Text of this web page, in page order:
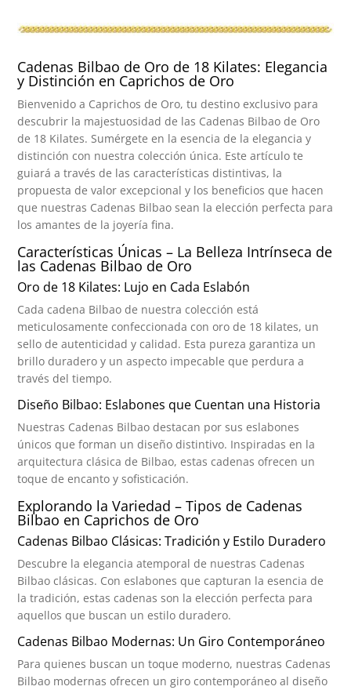
Cadenas Bilbao de Oro de 18 Kilates: Elegancia
y Distinción en Caprichos de Oro
Bienvenido a Caprichos de Oro, tu destino exclusivo para
descubrir la majestuosidad de las Cadenas Bilbao de Oro
de 18 Kilates. Sumérgete en la esencia de la elegancia y
distinción con nuestra colección única. Este artículo te
guiará a través de las características distintivas, la
propuesta de valor excepcional y los beneficios que hacen
que nuestras Cadenas Bilbao sean la elección perfecta para
los amantes de la joyería fina.
Características Únicas – La Belleza Intrínseca de
las Cadenas Bilbao de Oro
Oro de 18 Kilates: Lujo en Cada Eslabón
Cada cadena Bilbao de nuestra colección está
meticulosamente confeccionada con oro de 18 kilates, un
sello de autenticidad y calidad. Esta pureza garantiza un
brillo duradero y un aspecto impecable que perdura a
través del tiempo.
Diseño Bilbao: Eslabones que Cuentan una Historia
Nuestras Cadenas Bilbao destacan por sus eslabones
únicos que forman un diseño distintivo. Inspiradas en la
arquitectura clásica de Bilbao, estas cadenas ofrecen un
toque de encanto y sofisticación.
Explorando la Variedad – Tipos de Cadenas
Bilbao en Caprichos de Oro
Cadenas Bilbao Clásicas: Tradición y Estilo Duradero
Descubre la elegancia atemporal de nuestras Cadenas
Bilbao clásicas. Con eslabones que capturan la esencia de
la tradición, estas cadenas son la elección perfecta para
aquellos que buscan un estilo duradero.
Cadenas Bilbao Modernas: Un Giro Contemporáneo
Para quienes buscan un toque moderno, nuestras Cadenas
Bilbao modernas ofrecen un giro contemporáneo al diseño